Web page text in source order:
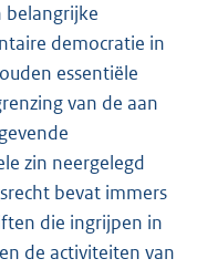
belangrijke
democratie in
essentiële
van de aan
zin neergelegd
bevat immers
die ingrijpen in
de activiteiten van